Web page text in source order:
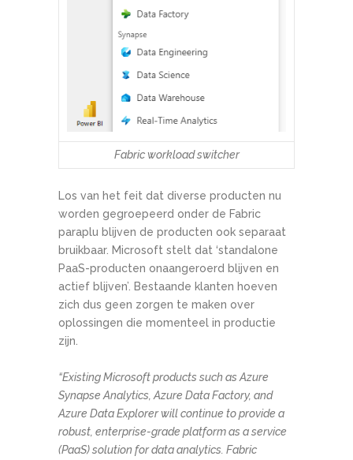
Fabric workload switcher
Los van het feit dat diverse producten nu
worden gegroepeerd onder de Fabric
paraplu blijven de producten ook separaat
bruikbaar. Microsoft stelt dat ‘standalone
PaaS-producten onaangeroerd blijven en
actief blijven’. Bestaande klanten hoeven
zich dus geen zorgen te maken over
oplossingen die momenteel in productie
zijn.
“Existing Microsoft products such as Azure
Synapse Analytics, Azure Data Factory, and
Azure Data Explorer will continue to provide a
robust, enterprise-grade platform as a service
(PaaS) solution for data analytics. Fabric